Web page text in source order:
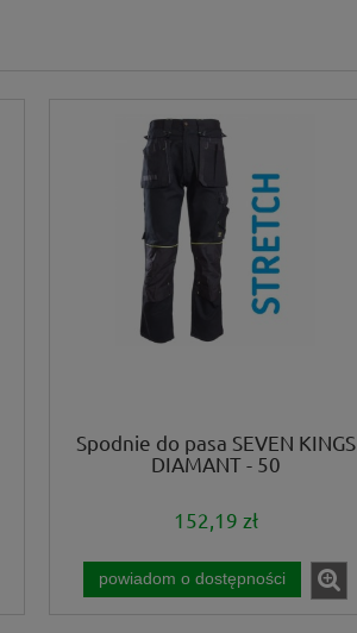
Spodnie do pasa SEVEN KINGS
DIAMANT - 50
152,19 zł
powiadom o dostępności